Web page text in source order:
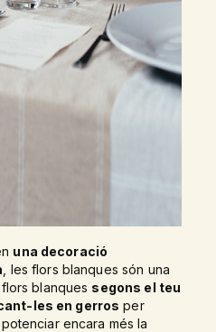
una decoració
, les flors blanques són una
blanques segons el teu
les en gerros per
encara més la